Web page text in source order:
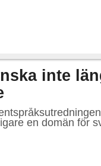
inte
en domän för